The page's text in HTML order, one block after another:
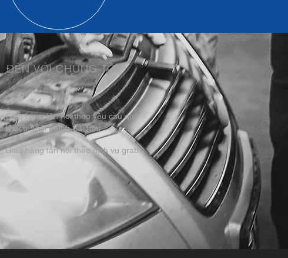
ĐẾN VỚI CHÚNG TÔI
Giao hàng tận nơi theo yêu cầu quý
khách. (nội thành Saigon)
Giao hàng tận nơi theo dịch vụ grab.